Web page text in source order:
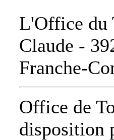
L'Office du
Claude -
Franche-
Office de
disposition